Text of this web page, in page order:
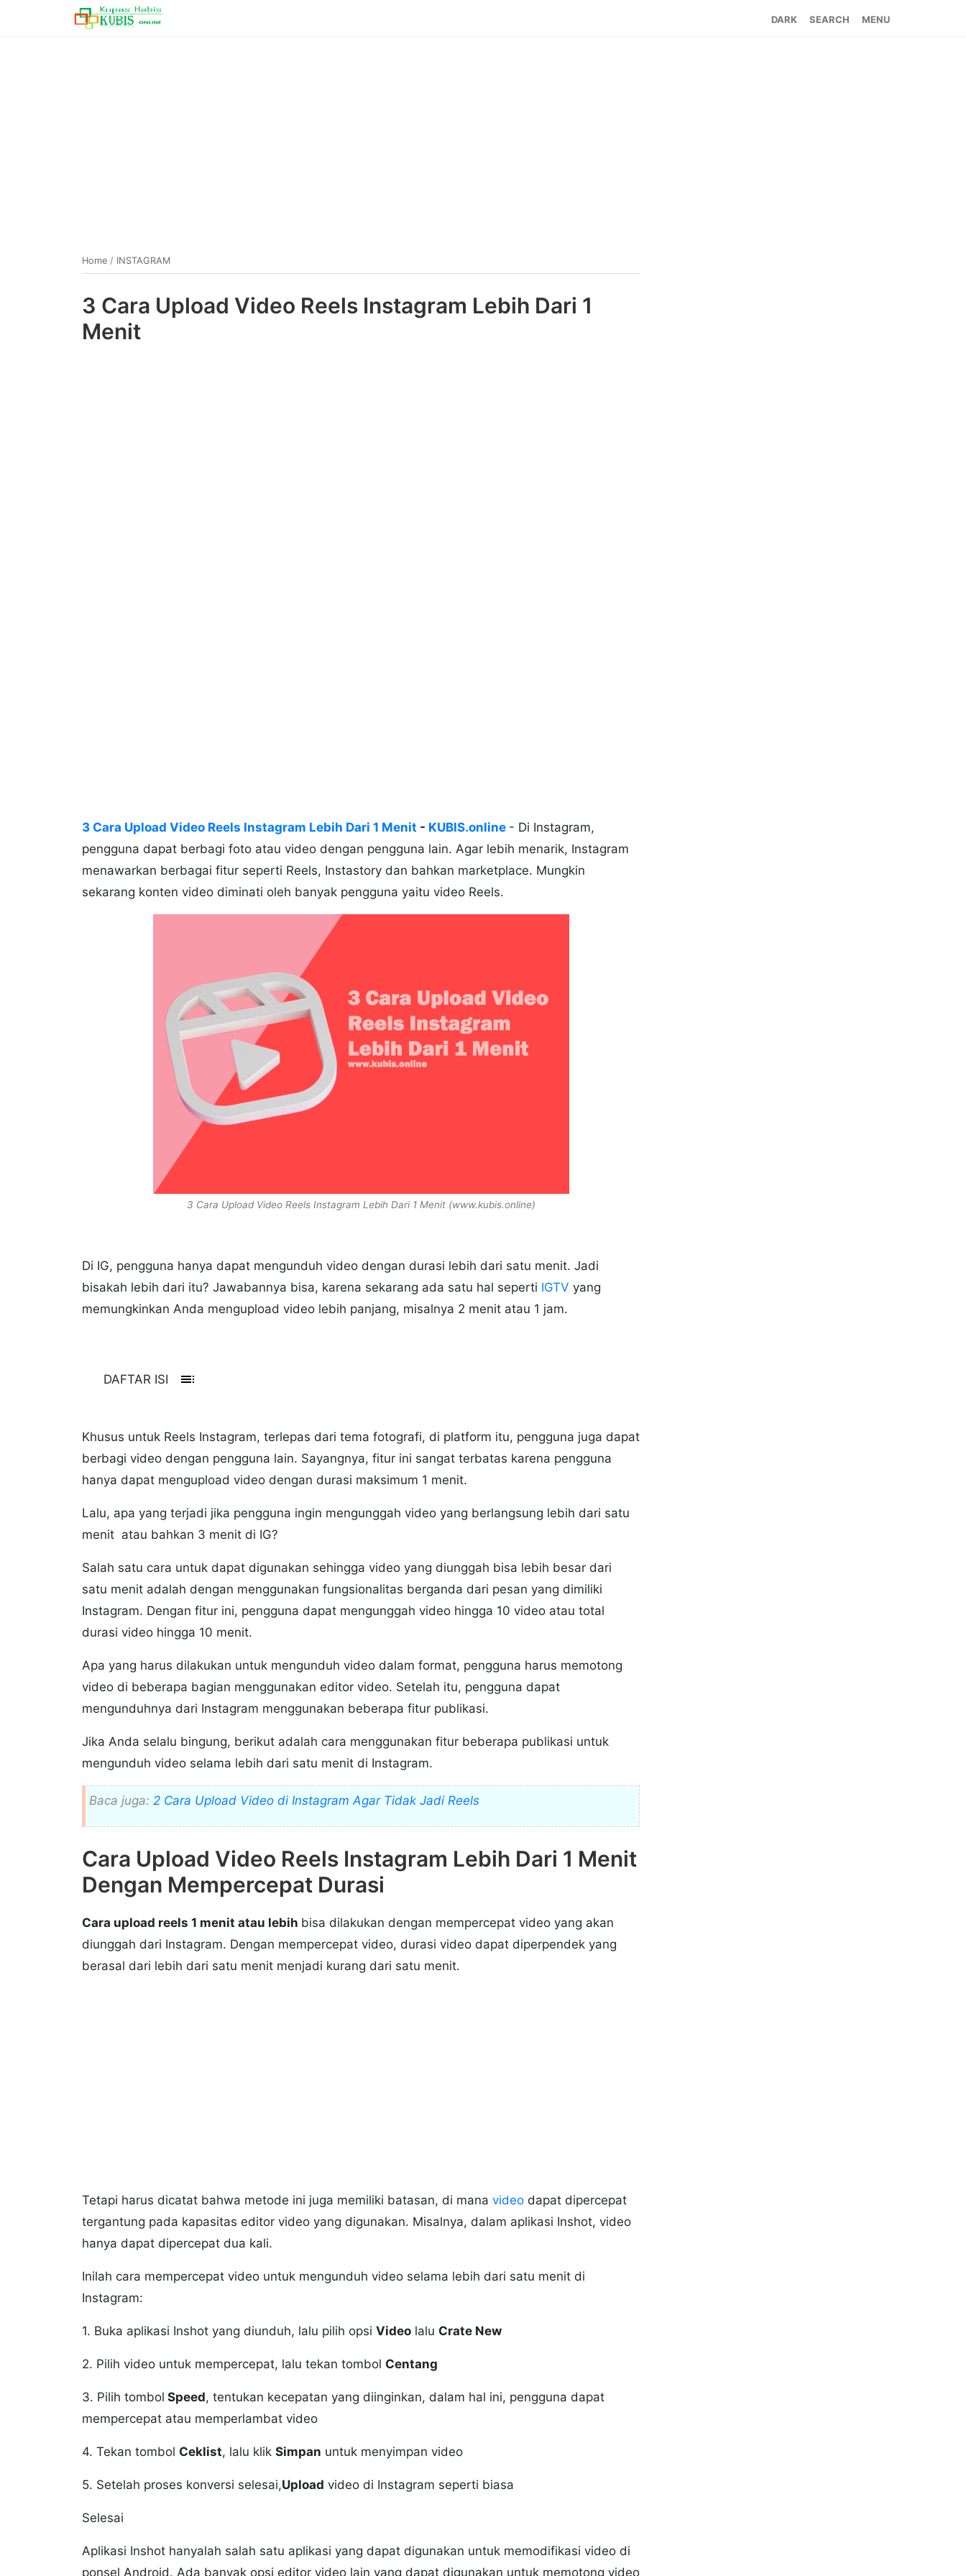
SEARCH MENU
Home / INSTAGRAM
3 Cara Upload Video Reels Instagram Lebih Dari 1
Menit
3 Cara Upload Video Reels Instagram Lebih Dari 1 Menit - KUBIS.online - Di Instagram,
pengguna dapat berbagi foto atau video dengan pengguna lain. Agar lebih menarik, Instagram
menawarkan berbagai fitur seperti Reels, Instastory dan bahkan marketplace. Mungkin
sekarang konten video diminati oleh banyak pengguna yaitu video Reels.
3 Cara Upload Video Reels Instagram Lebih Dari 1 Menit (www.kubis.online)
Di IG, pengguna hanya dapat mengunduh video dengan durasi lebih dari satu menit. Jadi
bisakah lebih dari itu? Jawabannya bisa, karena sekarang ada satu hal seperti IGTV yang
memungkinkan Anda mengupload video lebih panjang, misalnya 2 menit atau 1 jam.
DAFTAR ISI toc
Khusus untuk Reels Instagram, terlepas dari tema fotografi, di platform itu, pengguna juga dapat
berbagi video dengan pengguna lain. Sayangnya, fitur ini sangat terbatas karena pengguna
hanya dapat mengupload video dengan durasi maksimum 1 menit.
Lalu, apa yang terjadi jika pengguna ingin mengunggah video yang berlangsung lebih dari satu
menit atau bahkan 3 menit di IG?
Salah satu cara untuk dapat digunakan sehingga video yang diunggah bisa lebih besar dari
satu menit adalah dengan menggunakan fungsionalitas berganda dari pesan yang dimiliki
Instagram. Dengan fitur ini, pengguna dapat mengunggah video hingga 10 video atau total
durasi video hingga 10 menit.
Apa yang harus dilakukan untuk mengunduh video dalam format, pengguna harus memotong
video di beberapa bagian menggunakan editor video. Setelah itu, pengguna dapat
mengunduhnya dari Instagram menggunakan beberapa fitur publikasi.
Jika Anda selalu bingung, berikut adalah cara menggunakan fitur beberapa publikasi untuk
mengunduh video selama lebih dari satu menit di Instagram.
Baca juga: 2 Cara Upload Video di Instagram Agar Tidak Jadi Reels
Cara Upload Video Reels Instagram Lebih Dari 1 Menit
Dengan Mempercepat Durasi
Cara upload reels 1 menit atau lebih bisa dilakukan dengan mempercepat video yang akan
diunggah dari Instagram. Dengan mempercepat video, durasi video dapat diperpendek yang
berasal dari lebih dari satu menit menjadi kurang dari satu menit.
Tetapi harus dicatat bahwa metode ini juga memiliki batasan, di mana video dapat dipercepat
tergantung pada kapasitas editor video yang digunakan. Misalnya, dalam aplikasi Inshot, video
hanya dapat dipercepat dua kali.
Inilah cara mempercepat video untuk mengunduh video selama lebih dari satu menit di
Instagram:
1. Buka aplikasi Inshot yang diunduh, lalu pilih opsi Video lalu Crate New
2. Pilih video untuk mempercepat, lalu tekan tombol Centang
3. Pilih tombol Speed, tentukan kecepatan yang diinginkan, dalam hal ini, pengguna dapat
mempercepat atau memperlambat video
4. Tekan tombol Ceklist, lalu klik Simpan untuk menyimpan video
5. Setelah proses konversi selesai,Upload video di Instagram seperti biasa
Selesai
Aplikasi Inshot hanyalah salah satu aplikasi yang dapat digunakan untuk memodifikasi video di
ponsel Android. Ada banyak opsi editor video lain yang dapat digunakan untuk memotong video